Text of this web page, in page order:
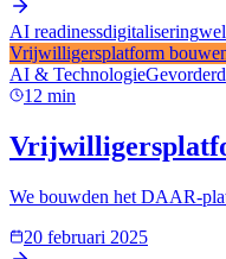
AI readinessdigitalisering
Vrijwilligersplatform
AI & TechnologieGevorderd
12 min
We bouwden het DAAR-
20 februari 2025